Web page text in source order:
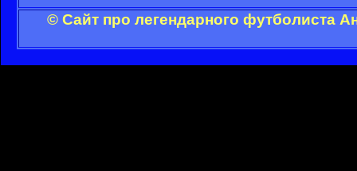
© Сайт про легендарного футболиста